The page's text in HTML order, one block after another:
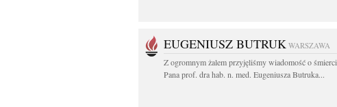
EUGENIUSZ BUTRUK WARSZAWA
Z ogromnym żalem przyjęliśmy wiadomość o śmierci
Pana prof. dra hab. n. med. Eugeniusza Butruka...